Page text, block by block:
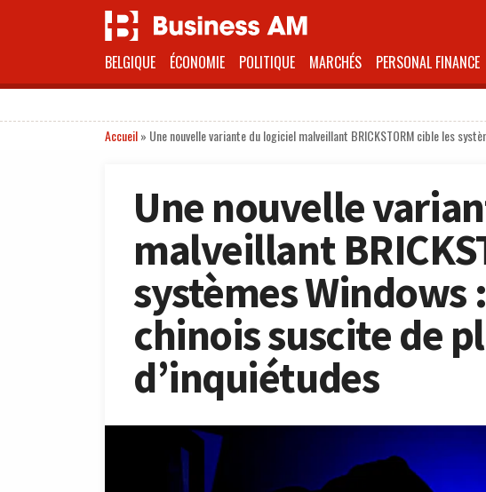
BELGIQUE ÉCONOMIE POLITIQUE MARCHÉS PERSONAL FINANCE
Accueil» Une nouvelle variante du logiciel malveillant BRICKSTORM cible les
Une nouvelle
malveillant
systèmes Windows
chinois suscite de
d’inquiétudes